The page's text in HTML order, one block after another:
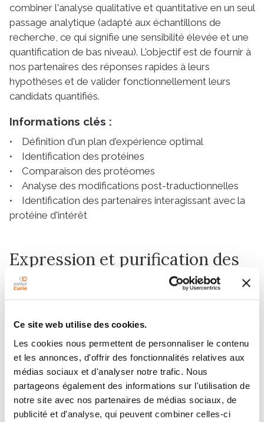
Ce site web utilise des cookies.
Les cookies nous permettent de personnaliser le contenu
et les annonces, d'offrir des fonctionnalités relatives aux
médias sociaux et d'analyser notre trafic. Nous
partageons également des informations sur l'utilisation de
notre site avec nos partenaires de médias sociaux, de
publicité et d'analyse, qui peuvent combiner celles-ci
combiner l'analyse qualitative et quantitative en un seul
passage analytique (adapté aux échantillons de
recherche, ce qui signifie une sensibilité élevée et une
quantification de bas niveau). L'objectif est de fournir à
nos partenaires des réponses rapides à leurs
hypothèses et de valider fonctionnellement leurs
candidats quantifiés.
Informations clés :
• Définition d'un plan d'expérience optimal
• Identification des protéines
• Comparaison des protéomes
• Analyse des modifications post-traductionnelles
• Identification des partenaires interagissant avec la
protéine d'intérêt
Expression et purification des
protéines
Recombinantes de l’Institut Curie constitue un
service et une ressource essentiels pour surmonter le
principal goulot d'étranglement dans l'expression et la
purification des protéines recombinantes. La
plateforme fournit principalement des conseils et un
soutien actif aux entreprises qui produisent des
protéines recombinantes à l'aide de systèmes